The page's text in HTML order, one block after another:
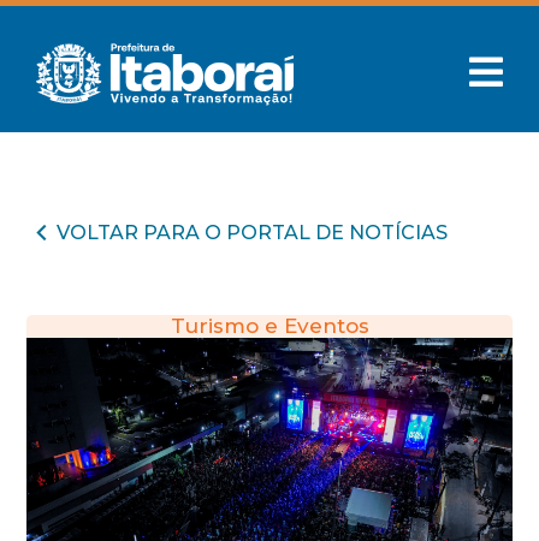
VOLTAR PARA O PORTAL DE NOTÍCIAS
Turismo e Eventos